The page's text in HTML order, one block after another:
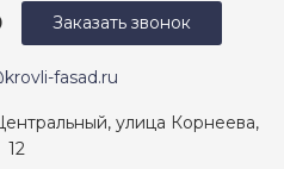
fasad.ru
улица Корнеева,
12
Заказать звонок